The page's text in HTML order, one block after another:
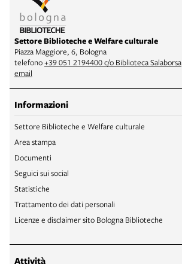
Settore Biblioteche e Welfare culturale
Piazza Maggiore, 6, Bologna
telefono+39 051 2194400 c/o Biblioteca Salaborsa
email
Informazioni
Settore Biblioteche e Welfare culturale
Area stampa
Documenti
Seguici sui social
Statistiche
Trattamento dei dati personali
Licenze e disclaimer sito Bologna Biblioteche
Attività